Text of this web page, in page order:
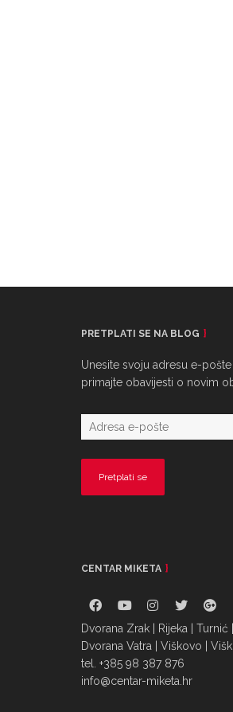
PRETPLATI SE NA BLOG
Unesite svoju adresu e-
primajte obavijesti o novim
CENTAR MIKETA
Dvorana Zrak | Rijeka | Turnić
Dvorana Vatra | Viškovo |
tel. +385 98 387 876
info@centar-miketa.hr